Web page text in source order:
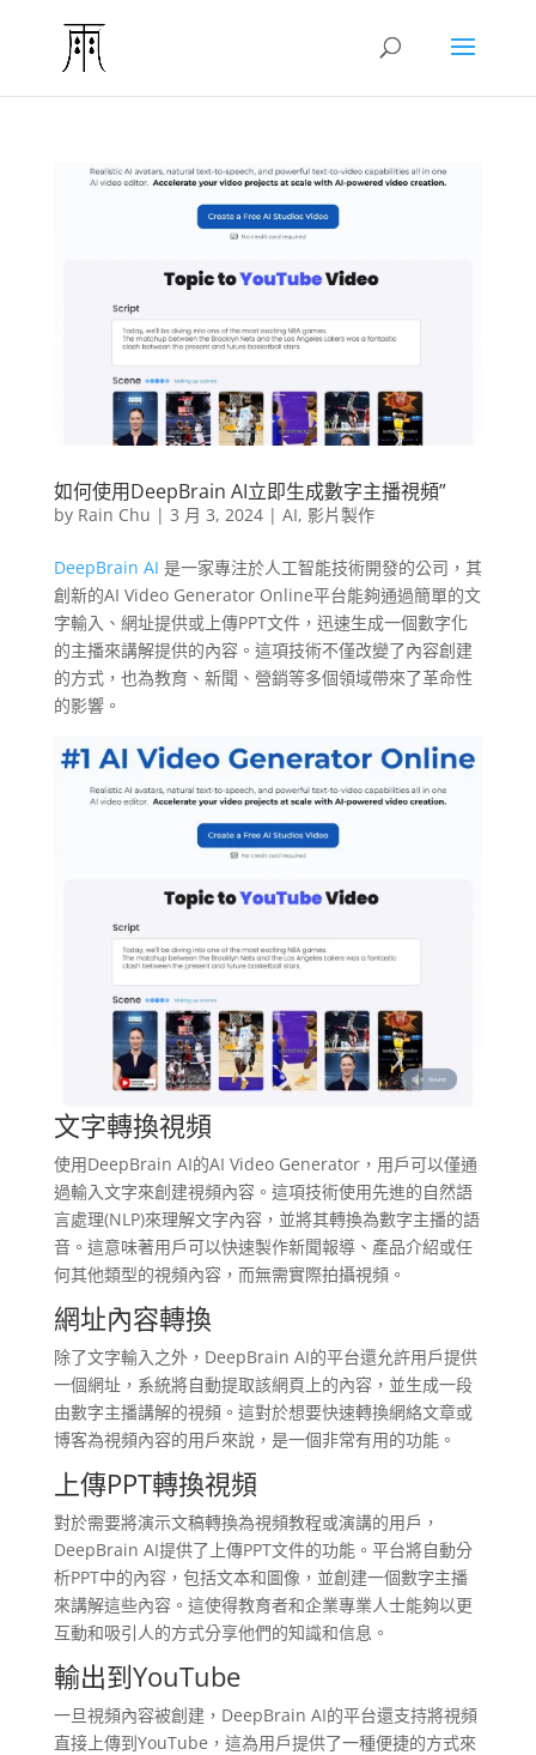
如何使用DeepBrain AI立即生成數字主播視頻”
by Rain Chu | 3 月 3, 2024| AI, 影片製作
DeepBrain AI 是一家專注於人工智能技術開發的公司，其
創新的AI Video Generator Online平台能夠通過簡單的文
字輸入、網址提供或上傳PPT文件，迅速生成一個數字化
的主播來講解提供的內容。這項技術不僅改變了內容創建
的方式，也為教育、新聞、營銷等多個領域帶來了革命性
的影響。
文字轉換視頻
使用DeepBrain AI的AI Video Generator，用戶可以僅通
過輸入文字來創建視頻內容。這項技術使用先進的自然語
言處理(NLP)來理解文字內容，並將其轉換為數字主播的語
音。這意味著用戶可以快速製作新聞報導、產品介紹或任
何其他類型的視頻內容，而無需實際拍攝視頻。
網址內容轉換
除了文字輸入之外，DeepBrain AI的平台還允許用戶提供
一個網址，系統將自動提取該網頁上的內容，並生成一段
由數字主播講解的視頻。這對於想要快速轉換網絡文章或
博客為視頻內容的用戶來說，是一個非常有用的功能。
上傳PPT轉換視頻
對於需要將演示文稿轉換為視頻教程或演講的用戶，
DeepBrain AI提供了上傳PPT文件的功能。平台將自動分
析PPT中的內容，包括文本和圖像，並創建一個數字主播
來講解這些內容。這使得教育者和企業專業人士能夠以更
互動和吸引人的方式分享他們的知識和信息。
輸出到YouTube
一旦視頻內容被創建，DeepBrain AI的平台還支持將視頻
直接上傳到YouTube，這為用戶提供了一種便捷的方式來